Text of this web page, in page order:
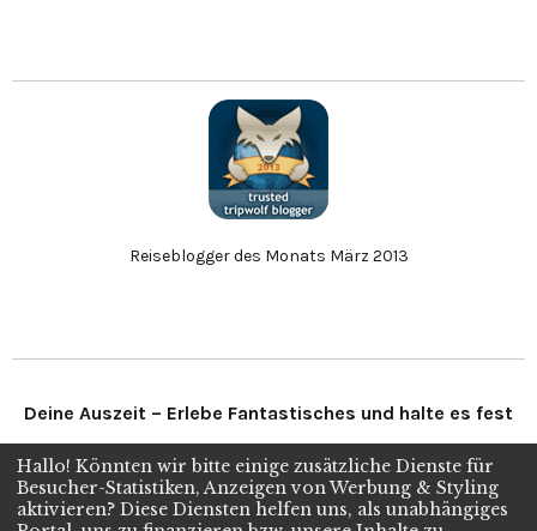
Reiseblogger des Monats März 2013
Deine Auszeit – Erlebe Fantastisches und halte es fest
Folge uns
Hallo! Könnten wir bitte einige zusätzliche Dienste für
Besucher-Statistiken, Anzeigen von Werbung & Styling
aktivieren? Diese Diensten helfen uns, als unabhängiges